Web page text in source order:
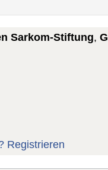
Sarkom-Stiftung,
Registrieren